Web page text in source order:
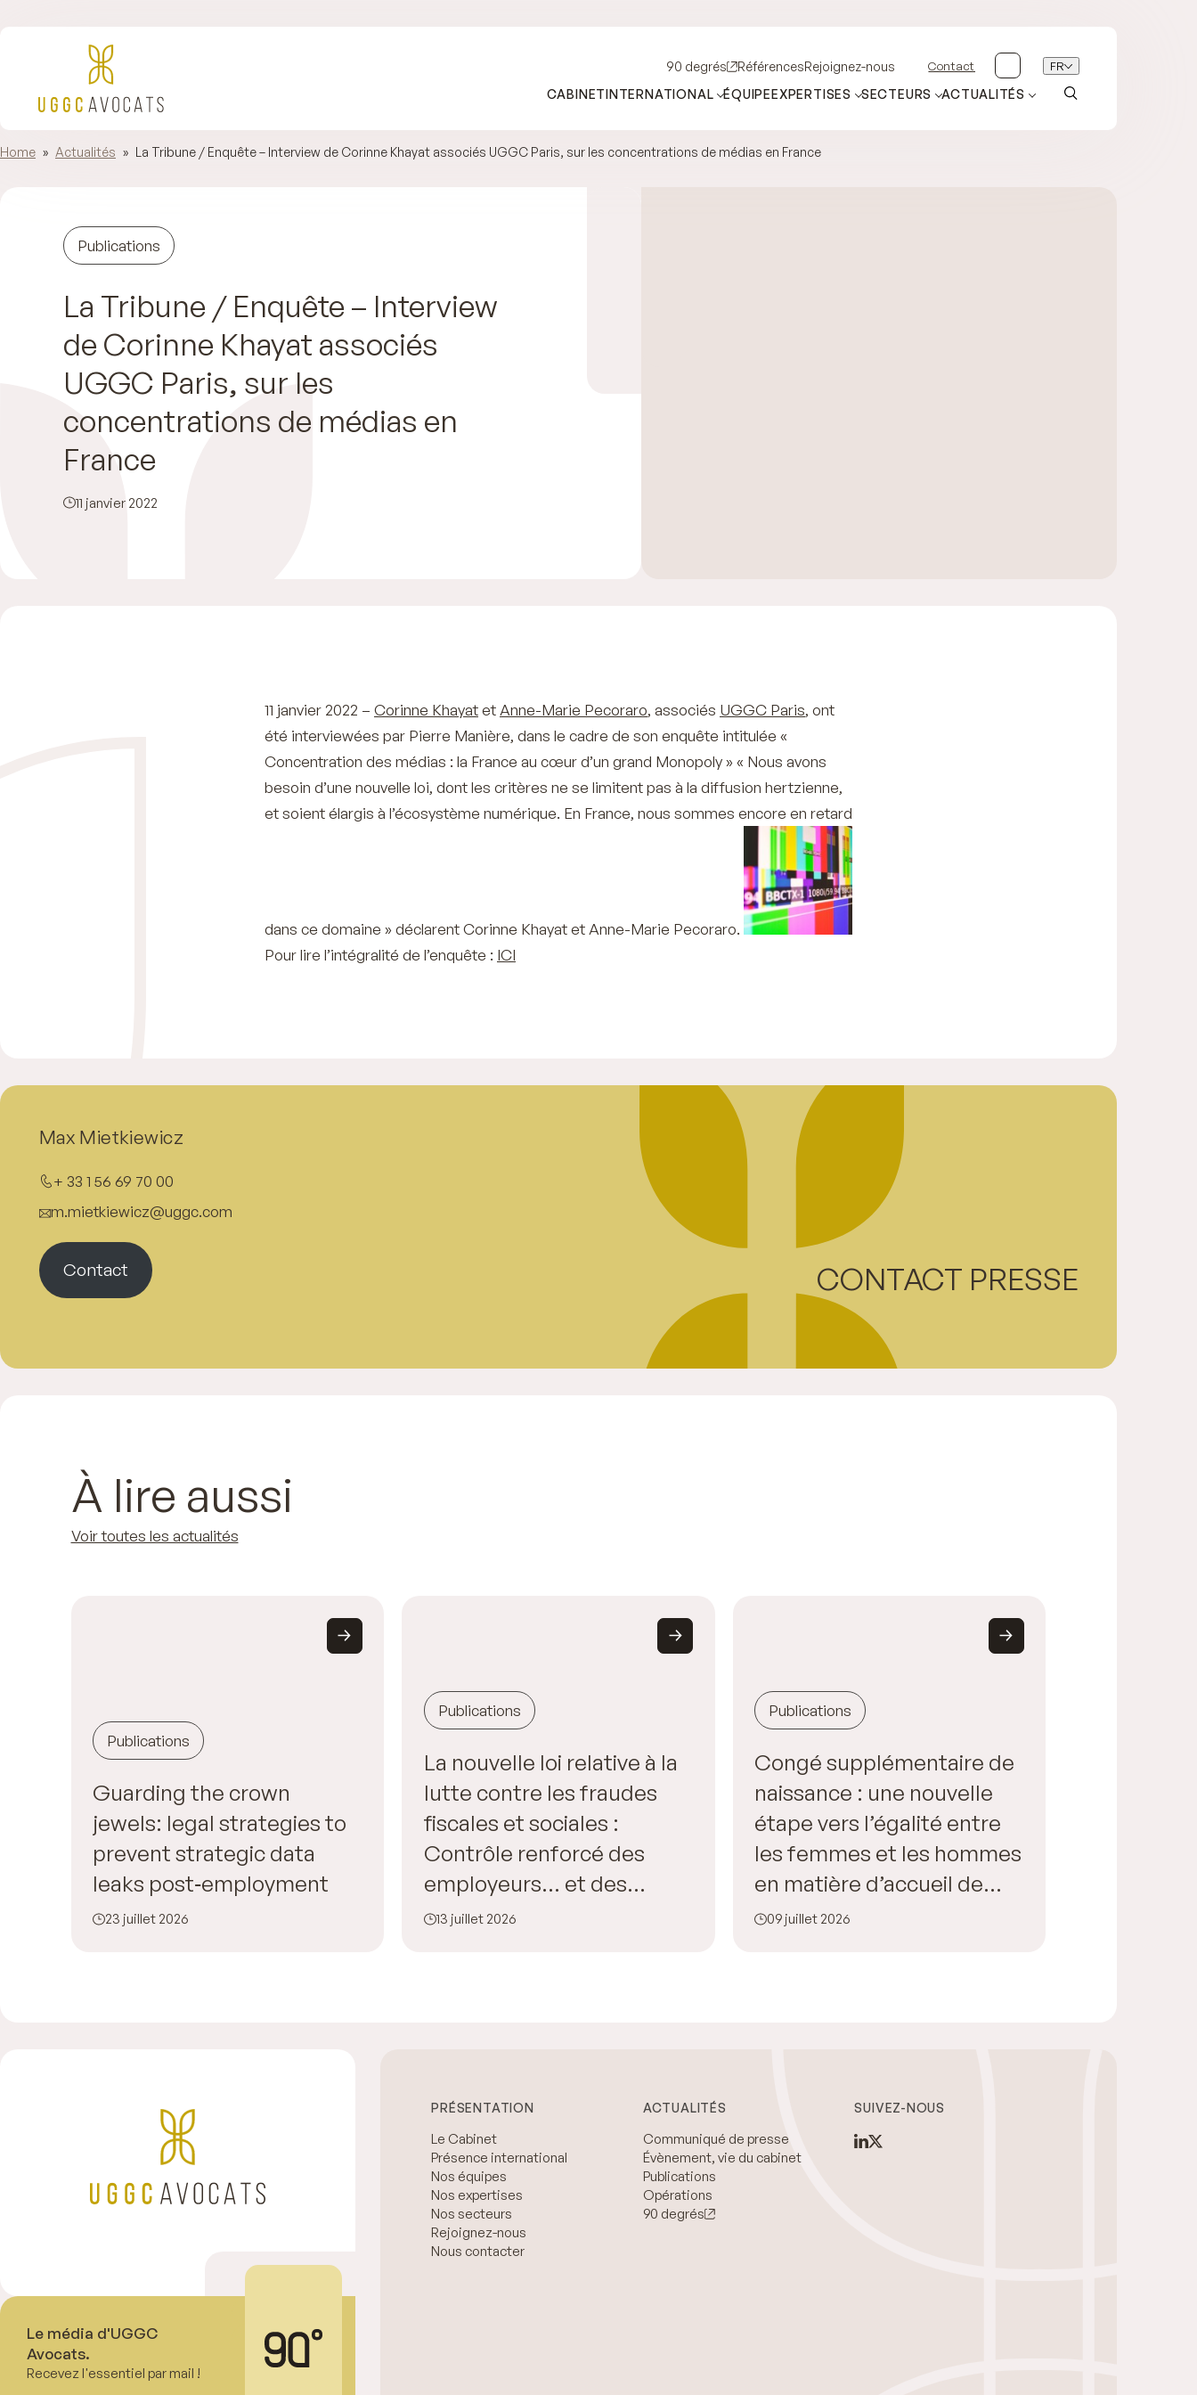
90 degrés RéférencesRejoignez-nous Contact FR
CABINETINTERNATIONAL ÉQUIPEEXPERTISES SECTEURS ACTUALITÉS
Home » Actualités » La Tribune / Enquête – Interview de Corinne Khayat associés UGGC Paris, sur les concentrations de médias en France
Publications
La Tribune / Enquête – Interview
de Corinne Khayat associés
UGGC Paris, sur les
concentrations de médias en
France
11 janvier 2022
11 janvier 2022 – Corinne Khayatet Anne-Marie Pecoraro, associés UGGC Paris, ont
été interviewées par Pierre Manière, dans le cadre de son enquête intitulée «
Concentration des médias : la France au cœur d’un grand Monopoly »« Nous avons
besoin d’une nouvelle loi, dont les critères ne se limitent pas à la diffusion hertzienne,
et soient élargis à l’écosystème numérique. En France, nous sommes encore en retard
dans ce domaine »déclarent Corinne Khayat et Anne-Marie Pecoraro.
Pour lire l’intégralité de l’enquête : ICI
Max Mietkiewicz
+ 33 1 56 69 70 00
m.mietkiewicz@uggc.com
Contact CONTACT PRESSE
À lire aussi
Voir toutes les actualités
Publications
Guarding the crown
jewels: legal strategies to
prevent strategic data
leaks post‑employment
23 juillet 2026
Publications
La nouvelle loi relative à la
lutte contre les fraudes
fiscales et sociales :
Contrôle renforcé des
employeurs… et des
salariés !
13 juillet 2026
Publications
Congé supplémentaire de
naissance : une nouvelle
étape vers l’égalité entre
les femmes et les hommes
en matière d’accueil de
l’enfant
09 juillet 2026
Le média d'UGGC
Avocats.
Recevez l'essentiel par mail !
PRÉSENTATION
Le Cabinet
Présence international
Nos équipes
Nos expertises
Nos secteurs
Rejoignez-nous
Nous contacter
ACTUALITÉS
Communiqué de presse
Évènement, vie du cabinet
Publications
Opérations
90 degrés
SUIVEZ-NOUS